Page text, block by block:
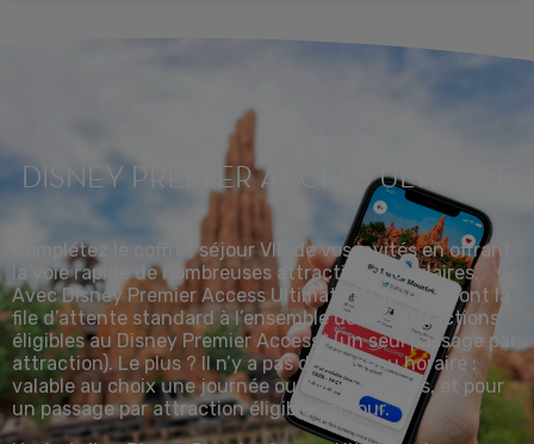
DISNEY PREMIER ACCESS ULTIMATE
Complétez le coffret séjour VIP de vos invités en offrant
la voie rapide de nombreuses attractions populaires.
Avec Disney Premier Access Ultimate (1), ils éviteront la
file d’attente standard à l’ensemble de nos attractions
éligibles au Disney Premier Access* (un seul passage par
attraction). Le plus ? Il n’y a pas de créneau horaire :
valable au choix une journée ou deux journées, et pour
un passage par attraction éligible par jour.